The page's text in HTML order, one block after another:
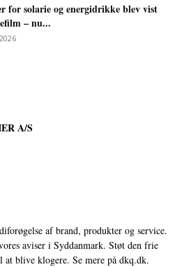
for solarie og energidrikke blev vist
– nu...
A/S
af brand, produkter og service.
aviser i Syddanmark. Støt den frie
blive klogere. Se mere på dkq.dk.